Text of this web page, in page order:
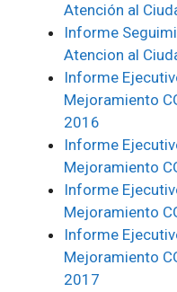
Atención al
Informe
Atencion al
Informe
Mejoramiento
2016
Informe
Mejoramiento
Informe
Mejoramiento
Informe
Mejoramiento
2017